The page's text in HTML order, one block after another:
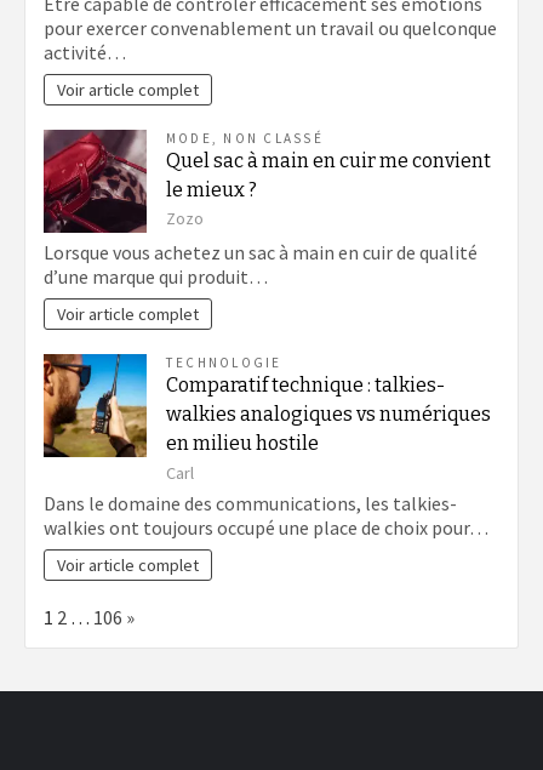
pour exercer convenablement un travail ou quelconque
activité…
Voir article complet
MODE NON CLASSÉ
Quel sac à main en cuir me convient
le mieux ?
Zozo
Lorsque vous achetez un sac à main en cuir de qualité
d’une marque qui produit…
Voir article complet
TECHNOLOGIE
Comparatif technique : talkies-
walkies analogiques vs numériques
en milieu hostile
Carl
Dans le domaine des communications, les talkies-
walkies ont toujours occupé une place de choix pour…
Voir article complet
Page:
1 2 … 106 Next
»